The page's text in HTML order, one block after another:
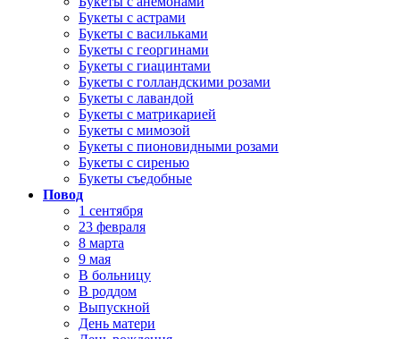
Букеты с астрами
Букеты с васильками
Букеты с георгинами
Букеты с гиацинтами
Букеты с голландскими розами
Букеты с лавандой
Букеты с матрикарией
Букеты с мимозой
Букеты с пионовидными розами
Букеты с сиренью
Букеты съедобные
Повод
1 сентября
23 февраля
8 марта
9 мая
В больницу
В роддом
Выпускной
День матери